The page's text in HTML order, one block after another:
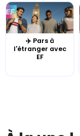
✈️ Pars à
l'étranger avec
EF